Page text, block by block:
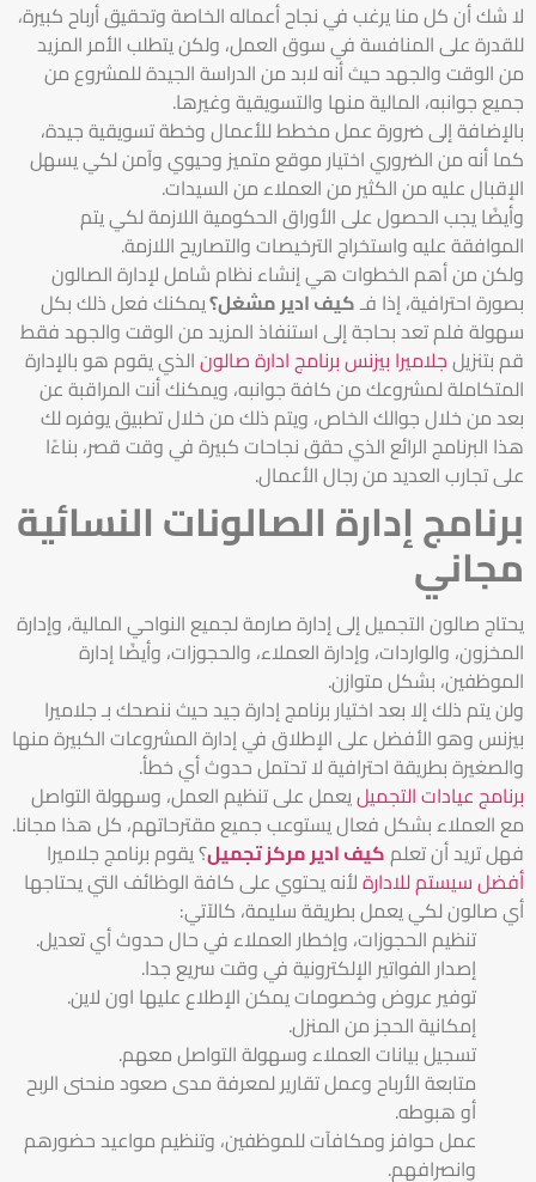
لا شك أن كل منا يرغب في نجاح أعماله الخاصة وتحقيق أرباح كبيرة،
للقدرة على المنافسة في سوق العمل، ولكن يتطلب الأمر المزيد
من الوقت والجهد حيث أنه لابد من الدراسة الجيدة للمشروع من
جميع جوانبه، المالية منها والتسويقية وغيرها.
بالإضافة إلى ضرورة عمل مخطط للأعمال وخطة تسويقية جيدة،
كما أنه من الضروري اختيار موقع متميز وحيوي وآمن لكي يسهل
الإقبال عليه من الكثير من العملاء من السيدات.
وأيضًا يجب الحصول على الأوراق الحكومية اللازمة لكي يتم
الموافقة عليه واستخراج الترخيصات والتصاريح اللازمة.
ولكن من أهم الخطوات هي إنشاء نظام شامل لإدارة الصالون
بصورة احترافية، إذا فـكيف ادير مشغل؟يمكنك فعل ذلك بكل
سهولة فلم تعد بحاجة إلى استنفاذ المزيد من الوقت والجهد فقط
قم بتنزيلجلاميرا بيزنسبرنامج ادارة صالونالذي يقوم هو بالإدارة
المتكاملة لمشروعك من كافة جوانبه، ويمكنك أنت المراقبة عن
بعد من خلال جوالك الخاص، ويتم ذلك من خلال تطبيق يوفره لك
هذا البرنامج الرائع الذي حقق نجاحات كبيرة في وقت قصر، بناءًا
على تجارب العديد من رجال الأعمال.
برنامج إدارة الصالونات النسائية
مجاني
يحتاج صالون التجميل إلى إدارة صارمة لجميع النواحي المالية، وإدارة
المخزون، والواردات، وإدارة العملاء، والحجوزات، وأيضًا إدارة
الموظفين، بشكل متوازن.
ولن يتم ذلك إلا بعد اختيار برنامج إدارة جيد حيث ننصحك بـ جلاميرا
بيزنس وهو الأفضل على الإطلاق في إدارة المشروعات الكبيرة منها
والصغيرة بطريقة احترافية لا تحتمل حدوث أي خطأ.
برنامج عيادات التجميليعمل على تنظيم العمل، وسهولة التواصل
مع العملاء بشكل فعال يستوعب جميع مقترحاتهم، كل هذا مجانا.
فهل تريد أن تعلمكيف ادير مركز تجميل؟ يقوم برنامج جلاميرا
أفضل سيستم للادارةلأنه يحتوي على كافة الوظائف التي يحتاجها
أي صالون لكي يعمل بطريقة سليمة، كالآتي:
تنظيم الحجوزات، وإخطار العملاء في حال حدوث أي تعديل.
إصدار الفواتير الإلكترونية في وقت سريع جدا.
توفير عروض وخصومات يمكن الإطلاع عليها اون لاين.
إمكانية الحجز من المنزل.
تسجيل بيانات العملاء وسهولة التواصل معهم.
متابعة الأرباح وعمل تقارير لمعرفة مدى صعود منحنى الربح
أو هبوطه.
عمل حوافز ومكافآت للموظفين، وتنظيم مواعيد حضورهم
وانصرافهم.